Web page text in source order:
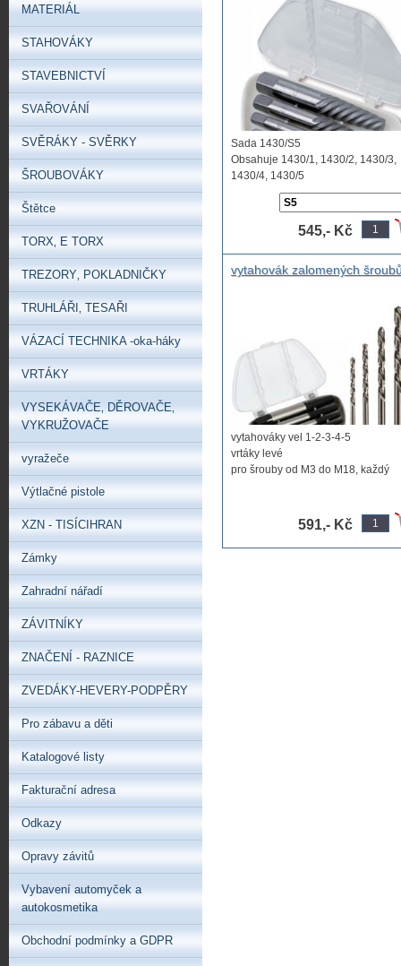
pouzdře, opravy závitů, sada
zničenéšrouby
Sada 1430/S5
Obsahuje 1430/1, 1430/2, 1430/3,
1430/4, 1430/5
Sada 1430/S6 ...
545,- Kč
vytahovák zalomených
vrtáky , vytahovák
vytahováky vel 1-2-3-4-5
vrtáky levé
pro šrouby od M3 do M18, každý
591,- Kč
MATERIÁL
STAHOVÁKY
STAVEBNICTVÍ
SVAŘOVÁNÍ
SVĚRÁKY - SVĚRKY
ŠROUBOVÁKY
Štětce
TORX‚ E TORX
TREZORY‚ POKLADNIČKY
TRUHLÁŘI‚ TESAŘI
VÁZACÍ TECHNIKA -oka-háky
VRTÁKY
VYSEKÁVAČE‚ DĚROVAČE‚
VYKRUŽOVAČE
vyražeče
Výtlačné pistole
XZN - TISÍCIHRAN
Zámky
Zahradní nářadí
ZÁVITNÍKY
ZNAČENÍ - RAZNICE
ZVEDÁKY-HEVERY-PODPĚRY
Pro zábavu a děti
Katalogové listy
Fakturační adresa
Odkazy
Opravy závitů
Vybavení automyček a
autokosmetika
Obchodní podmínky a GDPR